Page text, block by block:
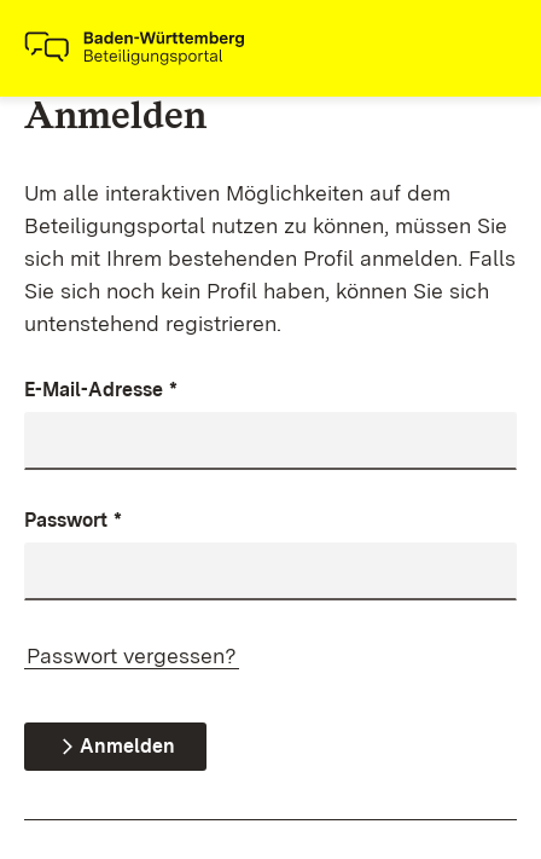
Anmelden
Um alle interaktiven Möglichkeiten auf dem
Beteiligungsportal nutzen zu können, müssen Sie
sich mit Ihrem bestehenden Profil anmelden. Falls
Sie sich noch kein Profil haben, können Sie sich
untenstehend registrieren.
E-Mail-Adresse *
Passwort *
Passwort vergessen?
Anmelden